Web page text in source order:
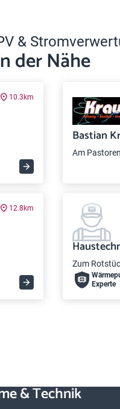
&
der Nähe
10.3km
Bastian
Am
12.8km
Zum
Experte
& Technik